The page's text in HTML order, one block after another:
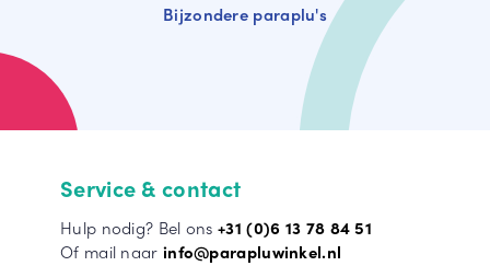
Bijzondere paraplu's
Service & contact
Hulp nodig? Bel ons +31 (0)6 13 78 84 51
Of mail naar info@parapluwinkel.nl